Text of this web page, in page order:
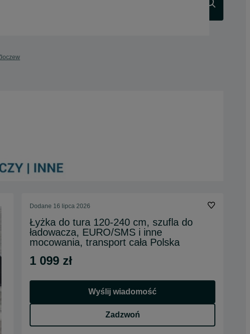
Dodane 16 lipca 2026
Łyżka do tura 120-240 cm, szufla do
ładowacza, EURO/SMS i inne
mocowania, transport cała Polska
1 099 zł
Wyślij wiadomość
Zadzwoń